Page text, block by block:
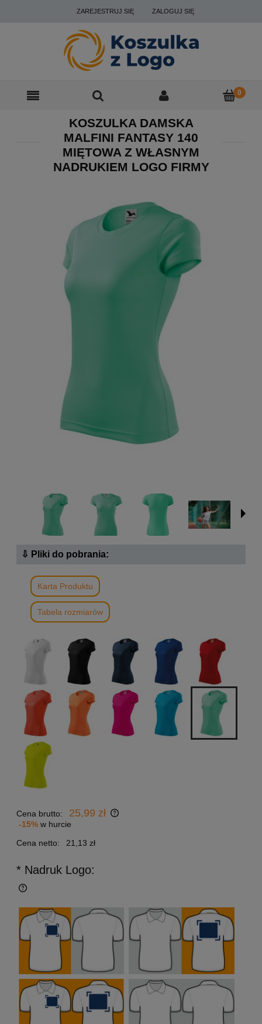
ZAREJESTRUJ SIĘ ZALOGUJ SIĘ
KOSZULKA DAMSKA
MALFINI FANTASY 140
MIĘTOWA Z WŁASNYM
NADRUKIEM LOGO FIRMY
⇩ Pliki do pobrania:
Karta Produktu
Tabela rozmiarów
Cena brutto: 25,99 zł
-15% w hurcie
Cena netto:
21,13 zł
* Nadruk Logo: